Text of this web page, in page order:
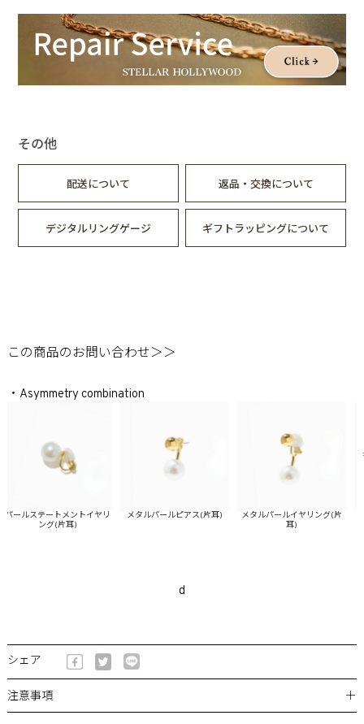
その他
配送について 返品・交換について
デジタルリングゲージ ギフトラッピングについて
この商品のお問い合わせ＞＞
・Asymmetry combination
ールステートメントイヤリ
ング(片耳)
メタルパールピアス(片耳)
メタルパールイヤリング(片
耳)
d
シェア
注意事項 ＋